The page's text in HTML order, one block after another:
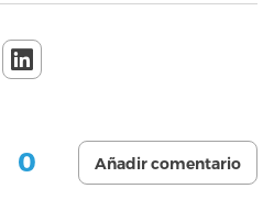
0 Añadir comentario